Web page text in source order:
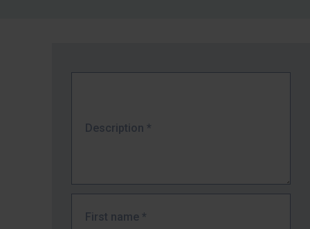
Description *
First name *